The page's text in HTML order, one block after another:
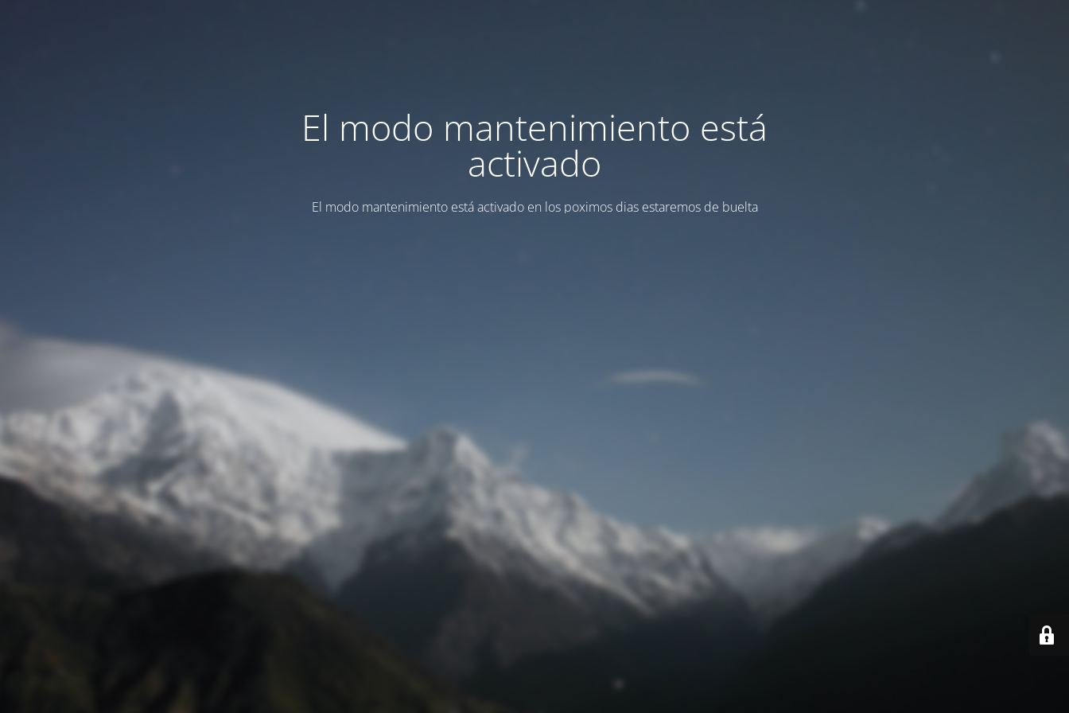
El modo mantenimiento está
activado
El modo mantenimiento está activado en los poximos dias estaremos de buelta